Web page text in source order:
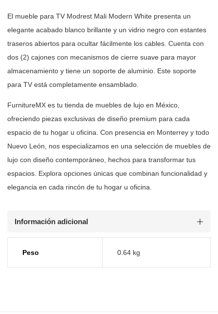
El mueble para TV Modrest Mali Modern White presenta un
elegante acabado blanco brillante y un vidrio negro con estantes
traseros abiertos para ocultar fácilmente los cables. Cuenta con
dos (2) cajones con mecanismos de cierre suave para mayor
almacenamiento y tiene un soporte de aluminio. Este soporte
para TV está completamente ensamblado.
FurnitureMX es tu tienda de muebles de lujo en México,
ofreciendo piezas exclusivas de diseño premium para cada
espacio de tu hogar u oficina. Con presencia en Monterrey y todo
Nuevo León, nos especializamos en una selección de muebles de
lujo con diseño contemporáneo, hechos para transformar tus
espacios. Explora opciones únicas que combinan funcionalidad y
elegancia en cada rincón de tu hogar u oficina.
Información adicional
Peso 0.64 kg